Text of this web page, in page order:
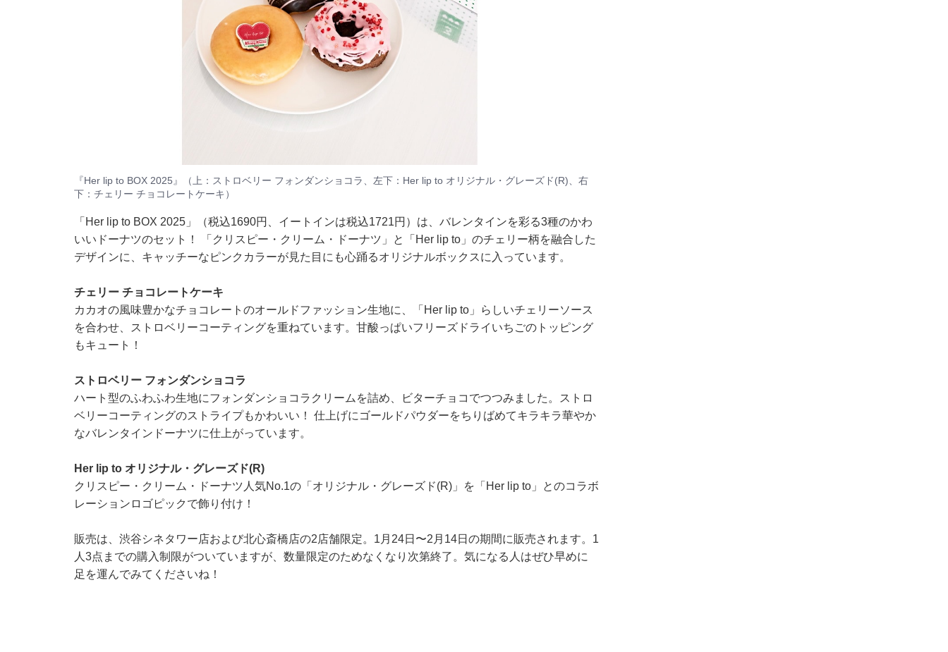
『Her lip to BOX 2025』（上：ストロベリー フォンダンショコラ、左下：Her lip to オリジナル・グレーズド(R)、右
下：チェリー チョコレートケーキ）
「Her lip to BOX 2025」（税込1690円、イートインは税込1721円）は、バレンタインを彩る3種のかわ
いいドーナツのセット！ 「クリスピー・クリーム・ドーナツ」と「Her lip to」のチェリー柄を融合した
デザインに、キャッチーなピンクカラーが見た目にも心踊るオリジナルボックスに入っています。
チェリー チョコレートケーキ
カカオの風味豊かなチョコレートのオールドファッション生地に、「Her lip to」らしいチェリーソース
を合わせ、ストロベリーコーティングを重ねています。甘酸っぱいフリーズドライいちごのトッピング
もキュート！
ストロベリー フォンダンショコラ
ハート型のふわふわ生地にフォンダンショコラクリームを詰め、ビターチョコでつつみました。ストロ
ベリーコーティングのストライプもかわいい！ 仕上げにゴールドパウダーをちりばめてキラキラ華やか
なバレンタインドーナツに仕上がっています。
Her lip to オリジナル・グレーズド(R)
クリスピー・クリーム・ドーナツ人気No.1の「オリジナル・グレーズド(R)」を「Her lip to」とのコラボ
レーションロゴピックで飾り付け！
販売は、渋谷シネタワー店および北心斎橋店の2店舗限定。1月24日〜2月14日の期間に販売されます。1
人3点までの購入制限がついていますが、数量限定のためなくなり次第終了。気になる人はぜひ早めに
足を運んでみてくださいね！